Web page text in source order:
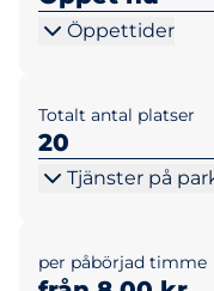
Öppettider
Totalt antal platser
20
Tjänster på
per påbörjad timme